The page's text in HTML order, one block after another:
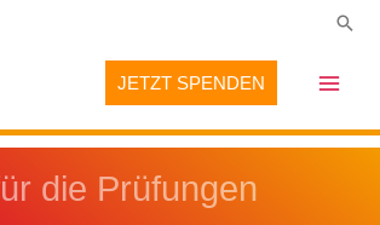
JETZT SPENDEN
die Prüfungen